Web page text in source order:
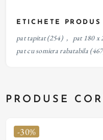
ETICHETE PRODUS
pat tapitat (254) , pat 180 x
pat cu somiera rabatabila
PRODUSE
-30%